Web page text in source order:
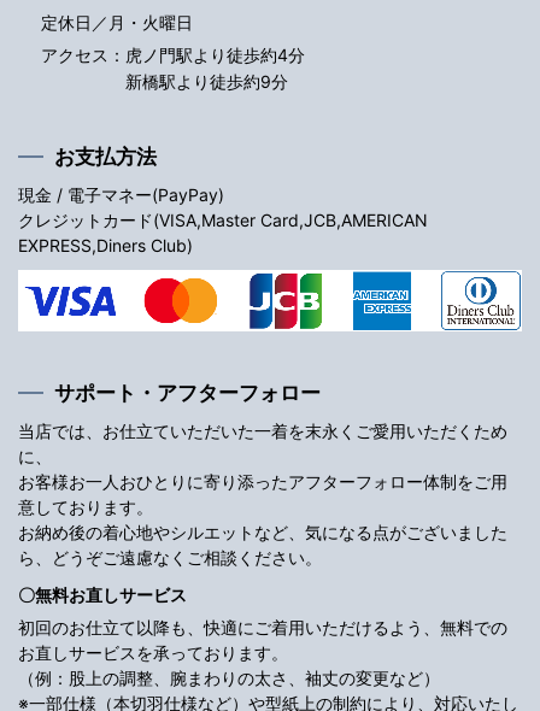
定休日／月・火曜日
アクセス： 虎ノ門駅より徒歩約4分
新橋駅より徒歩約9分
お支払方法
現金 / 電子マネー(PayPay)
クレジットカード(VISA,Master Card,JCB,AMERICAN
EXPRESS,Diners Club)
サポート・アフターフォロー
当店では、お仕立ていただいた一着を末永くご愛用いただくため
に、
お客様お一人おひとりに寄り添ったアフターフォロー体制をご用
意しております。
お納め後の着心地やシルエットなど、気になる点がございました
ら、どうぞご遠慮なくご相談ください。
〇無料お直しサービス
初回のお仕立て以降も、快適にご着用いただけるよう、無料での
お直しサービスを承っております。
（例：股上の調整、腕まわりの太さ、袖丈の変更など）
※一部仕様（本切羽仕様など）や型紙上の制約により、対応いたし